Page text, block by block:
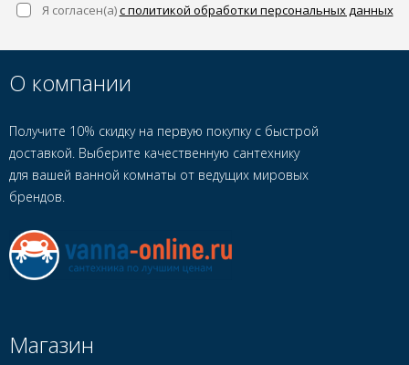
Я согласен(a)с политикой обработки персональных данных
О компании
Получите 10% скидку на первую покупку с быстрой
доставкой. Выберите качественную сантехнику
для вашей ванной комнаты от ведущих мировых
брендов.
Магазин